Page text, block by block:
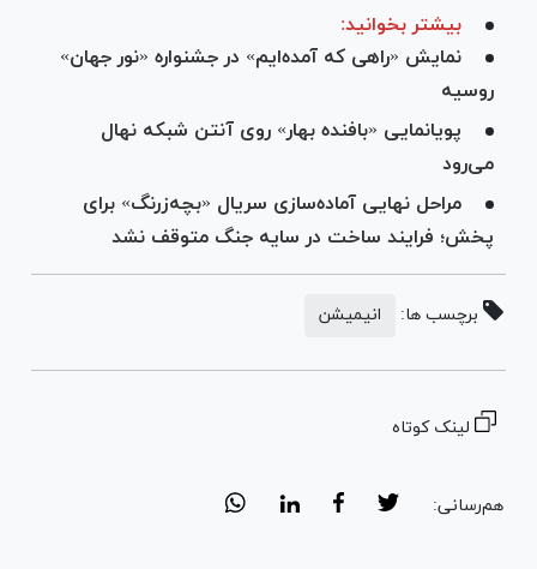
بیشتر بخوانید:
نمایش «راهی که آمده‌ایم» در جشنواره «نور جهان»
روسیه
پویانمایی «بافنده بهار» روی آنتن شبکه نهال
می‌رود
مراحل نهایی آماده‌سازی سریال «بچه‌زرنگ» برای
پخش؛ فرایند ساخت در سایه جنگ متوقف نشد
برچسب ها: انیمیشن
لینک کوتاه
هم‌رسانی: